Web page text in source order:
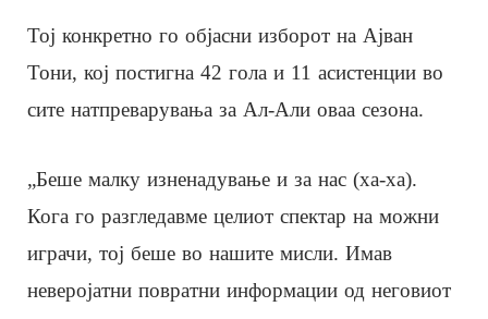
Тој конкретно го објасни изборот на Ајван
Тони, кој постигна 42 гола и 11 асистенции во
сите натпреварувања за Ал-Али оваа сезона.
„Беше малку изненадување и за нас (ха-ха).
Кога го разгледавме целиот спектар на можни
играчи, тој беше во нашите мисли. Имав
неверојатни повратни информации од неговиот